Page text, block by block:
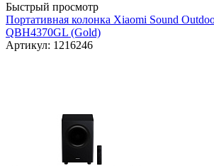
Быстрый просмотр
Портативная колонка Xiaomi Sound
QBH4370GL (Gold)
Артикул: 1216246